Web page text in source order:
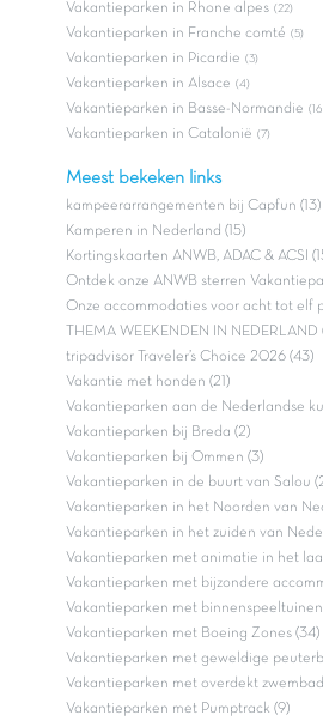
Vakantieparken in Rhone alpes (22)
Vakantieparken in Franche comté (5)
Vakantieparken in Picardie (3)
Vakantieparken in Alsace (4)
Vakantieparken in Basse-Normandie
Vakantieparken in Catalonië (7)
Meest bekeken links
kampeerarrangementen bij Capfun (13)
Kamperen in Nederland (15)
Kortingskaarten ANWB, ADAC & ACSI
Ontdek onze ANWB sterren
Onze accommodaties voor acht tot elf
THEMA WEEKENDEN IN NEDERLAND
tripadvisor Traveler’s Choice 2026 (43)
Vakantie met honden (21)
Vakantieparken aan de Nederlandse
Vakantieparken bij Breda (2)
Vakantieparken bij Ommen (3)
Vakantieparken in de buurt van Salou
Vakantieparken in het Noorden van
Vakantieparken in het zuiden van
Vakantieparken met animatie in het
Vakantieparken met bijzondere
Vakantieparken met binnenspeeltuinen
Vakantieparken met Boeing Zones (34)
Vakantieparken met geweldige
Vakantieparken met overdekt zwembad
Vakantieparken met Pumptrack (9)